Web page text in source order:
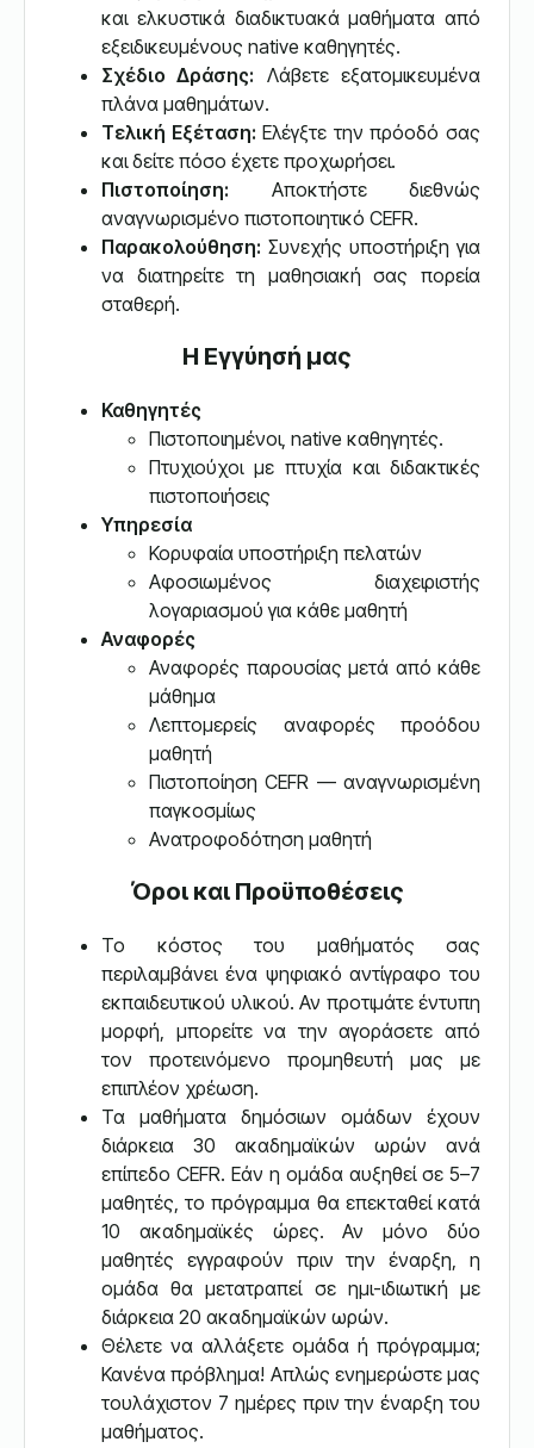
και ελκυστικά διαδικτυακά μαθήματα από
εξειδικευμένους native καθηγητές.
Σχέδιο Δράσης: Λάβετε εξατομικευμένα
πλάνα μαθημάτων.
Τελική Εξέταση: Ελέγξτε την πρόοδό σας
και δείτε πόσο έχετε προχωρήσει.
Πιστοποίηση: Αποκτήστε διεθνώς
αναγνωρισμένο πιστοποιητικό CEFR.
Παρακολούθηση: Συνεχής υποστήριξη για
να διατηρείτε τη μαθησιακή σας πορεία
σταθερή.
Η Εγγύησή μας
Καθηγητές
Πιστοποιημένοι, native καθηγητές.
Πτυχιούχοι με πτυχία και διδακτικές
πιστοποιήσεις
Υπηρεσία
Κορυφαία υποστήριξη πελατών
Αφοσιωμένος διαχειριστής
λογαριασμού για κάθε μαθητή
Αναφορές
Αναφορές παρουσίας μετά από κάθε
μάθημα
Λεπτομερείς αναφορές προόδου
μαθητή
Πιστοποίηση CEFR — αναγνωρισμένη
παγκοσμίως
Ανατροφοδότηση μαθητή
Όροι και Προϋποθέσεις
Το κόστος του μαθήματός σας
περιλαμβάνει ένα ψηφιακό αντίγραφο του
εκπαιδευτικού υλικού. Αν προτιμάτε έντυπη
μορφή, μπορείτε να την αγοράσετε από
τον προτεινόμενο προμηθευτή μας με
επιπλέον χρέωση.
Τα μαθήματα δημόσιων ομάδων έχουν
διάρκεια 30 ακαδημαϊκών ωρών ανά
επίπεδο CEFR. Εάν η ομάδα αυξηθεί σε 5–7
μαθητές, το πρόγραμμα θα επεκταθεί κατά
10 ακαδημαϊκές ώρες. Αν μόνο δύο
μαθητές εγγραφούν πριν την έναρξη, η
ομάδα θα μετατραπεί σε ημι-ιδιωτική με
διάρκεια 20 ακαδημαϊκών ωρών.
Θέλετε να αλλάξετε ομάδα ή πρόγραμμα;
Κανένα πρόβλημα! Απλώς ενημερώστε μας
τουλάχιστον 7 ημέρες πριν την έναρξη του
μαθήματος.